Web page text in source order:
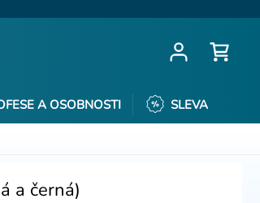
A OSOBNOSTI SLEVA
a černá)